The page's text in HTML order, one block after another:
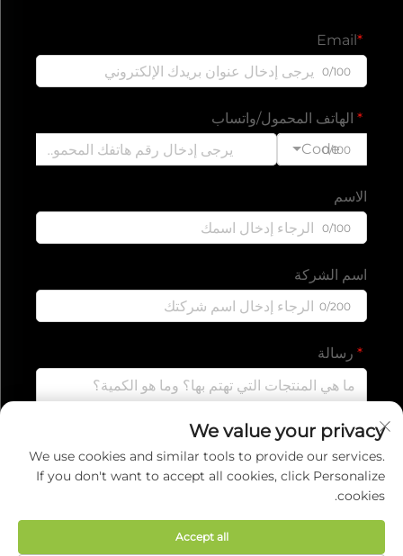
Email
0/100
الهاتف المحمول/واتساب
Code
0/100
الاسم
0/100
اسم الشركة
0/200
رسالة
0/1000
We value your privacy
We use cookies and similar tools to provide our services.
If you don't want to accept all cookies, click Personalize
cookies.
Accept all